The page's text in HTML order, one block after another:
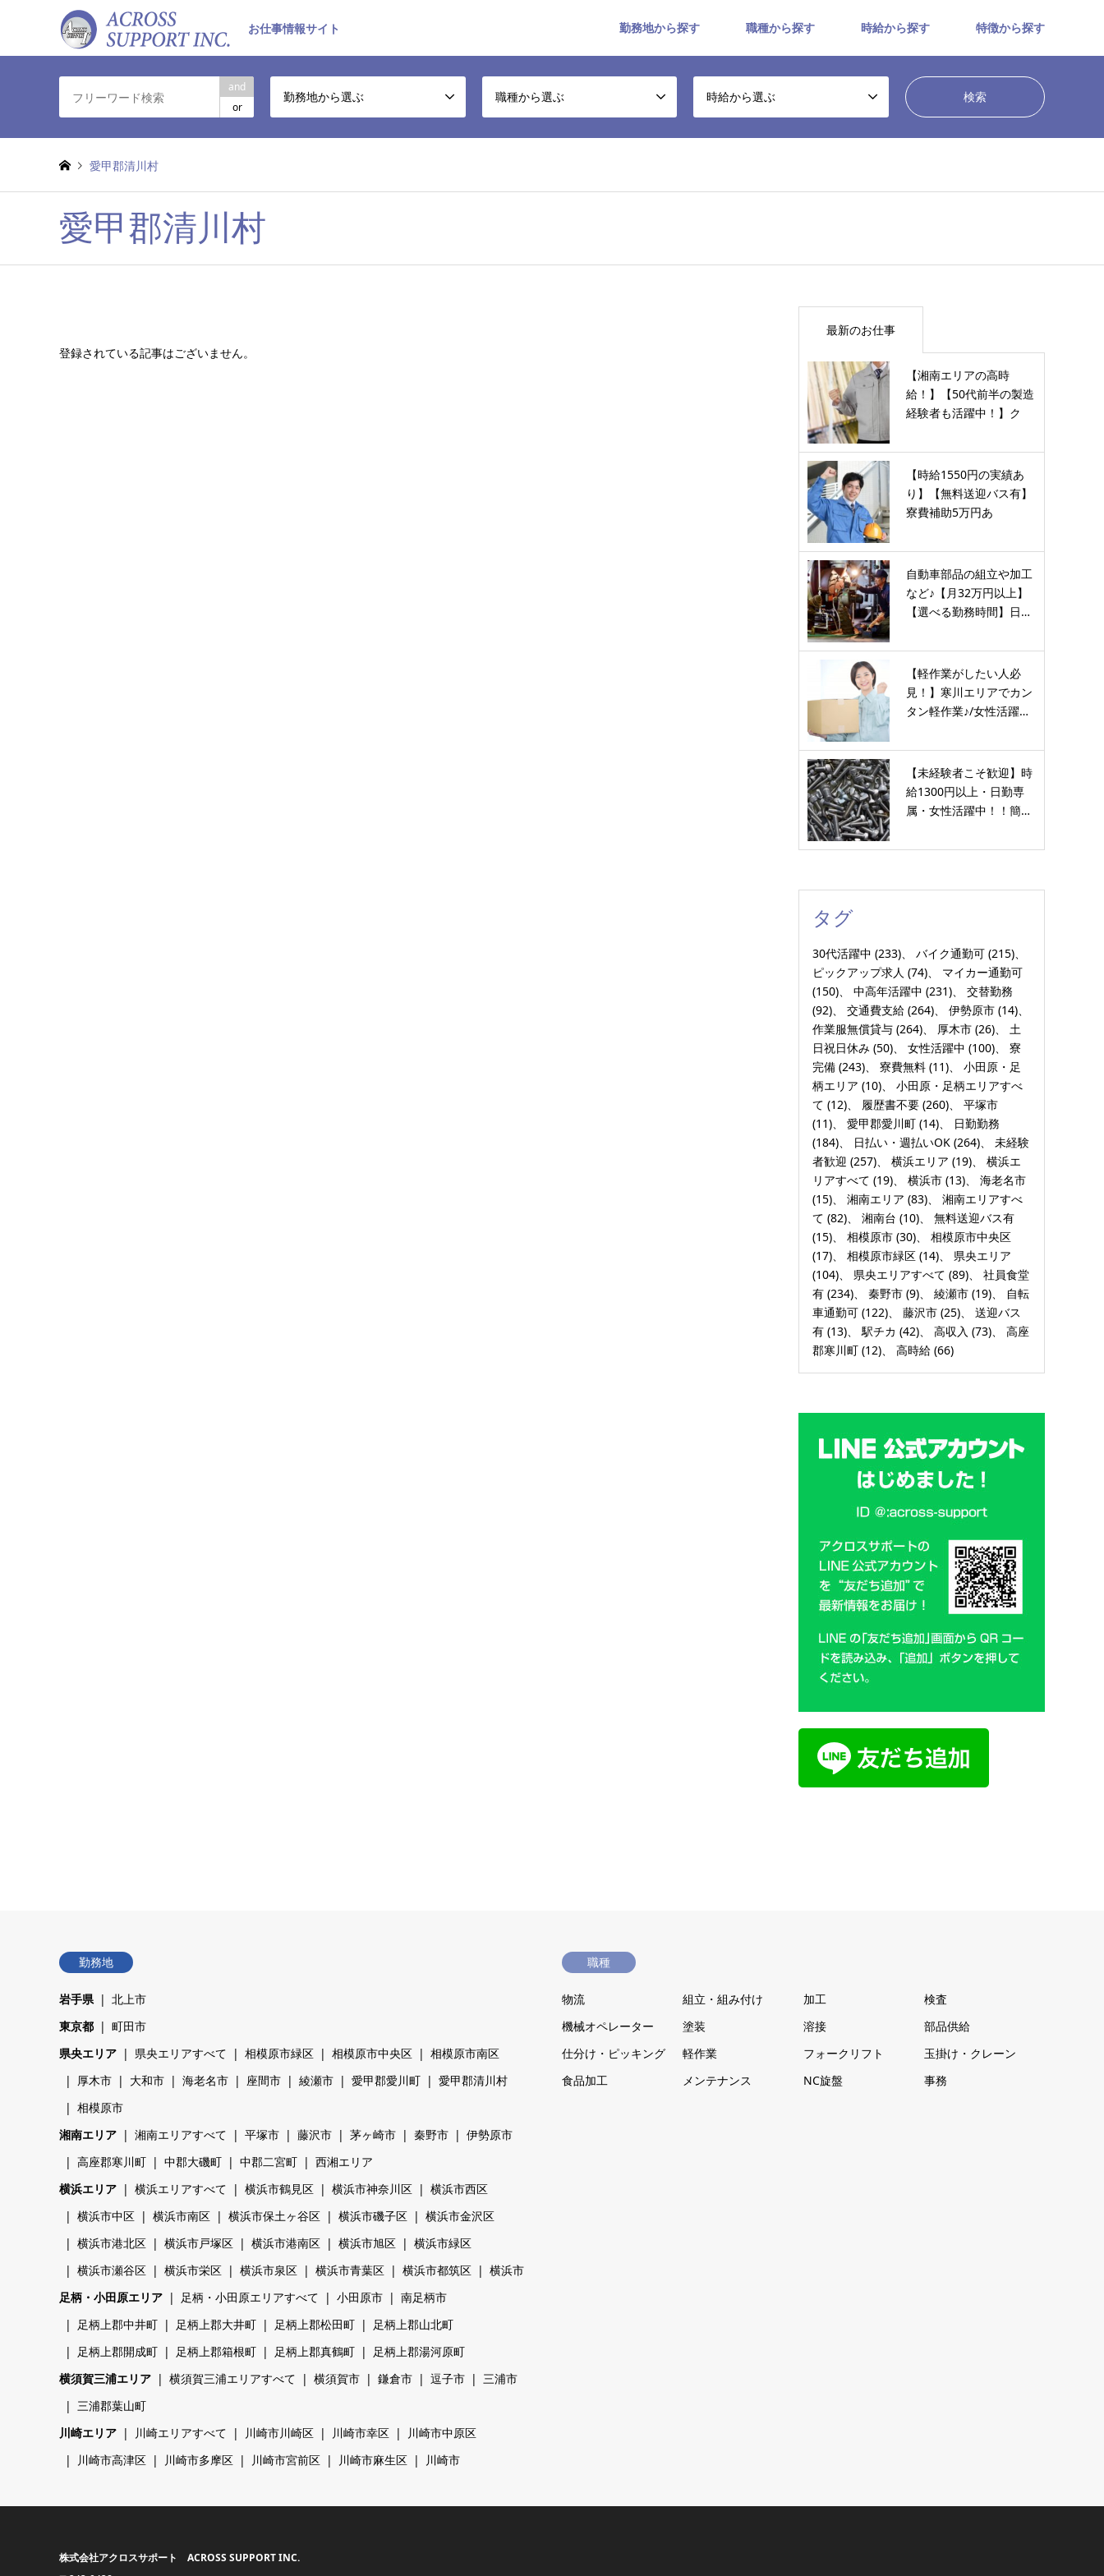
お仕事情報サイト 勤務地から探す 職種から探す 時給から探す 特徴から探す
and
or
勤務地から選ぶ 職種から選ぶ 時給から選ぶ
愛甲郡清川村
愛甲郡清川村
登録されている記事はございません。
最新のお仕事
【湘南エリアの高時
給！】【50代前半の製造
経験者も活躍中！】ク
【時給1550円の実績あ
り】【無料送迎バス有】
寮費補助5万円あ
自動車部品の組立や加工
など♪【月32万円以上】
【選べる勤務時間】日…
【軽作業がしたい人必
見！】寒川エリアでカン
タン軽作業♪/女性活躍…
【未経験者こそ歓迎】時
給1300円以上・日勤専
属・女性活躍中！！簡…
タグ
30代活躍中 (233) バイク通勤可 (215)
ピックアップ求人 (74)
マイカー通勤可
(150)
中高年活躍中 (231)
交替勤務
(92)
交通費支給 (264) 伊勢原市 (14)
作業服無償貸与 (264) 厚木市 (26)
土
日祝日休み (50) 女性活躍中 (100)
寮
完備 (243) 寮費無料 (11)
小田原・足
柄エリア (10)
小田原・足柄エリアすべ
て (12) 履歴書不要 (260)
平塚市
(11)
愛甲郡愛川町 (14)
日勤勤務
(184)
日払い・週払いOK (264)
未経験
者歓迎 (257) 横浜エリア (19)
横浜エ
リアすべて (19) 横浜市 (13)
海老名市
(15)
湘南エリア (83)
湘南エリアすべ
て (82) 湘南台 (10)
無料送迎バス有
(15)
相模原市 (30)
相模原市中央区
(17)
相模原市緑区 (14)
県央エリア
(104)
県央エリアすべて (89)
社員食堂
有 (234) 秦野市 (9) 綾瀬市 (19)
自転
車通勤可 (122) 藤沢市 (25)
送迎バス
有 (13) 駅チカ (42) 高収入 (73)
高座
郡寒川町 (12) 高時給 (66)
勤務地
岩手県
北上市
東京都
町田市
県央エリア
県央エリアすべて 相模原市緑区 相模原市中央区
相模原市南区
厚木市
大和市 海老名市 座間市 綾瀬市 愛甲郡愛川町
愛甲郡清川村
相模原市
湘南エリア
湘南エリアすべて 平塚市 藤沢市 茅ヶ崎市 秦野市
伊勢原市
高座郡寒川町
中郡大磯町 中郡二宮町
西湘エリア
横浜エリア
横浜エリアすべて 横浜市鶴見区 横浜市神奈川区
横浜市西区
横浜市中区
横浜市南区 横浜市保土ヶ谷区 横浜市磯子区
横浜市金沢区
横浜市港北区
横浜市戸塚区 横浜市港南区 横浜市旭区
横浜市緑区
横浜市瀬谷区
横浜市栄区 横浜市泉区 横浜市青葉区 横浜市都筑区
横浜市
足柄・小田原エリア
足柄・小田原エリアすべて 小田原市
南足柄市
足柄上郡中井町
足柄上郡大井町 足柄上郡松田町
足柄上郡山北町
足柄上郡開成町
足柄上郡箱根町 足柄上郡真鶴町
足柄上郡湯河原町
横須賀三浦エリア
横須賀三浦エリアすべて 横須賀市 鎌倉市 逗子市
三浦市
三浦郡葉山町
川崎エリア
川崎エリアすべて 川崎市川崎区 川崎市幸区
川崎市中原区
川崎市高津区
川崎市多摩区 川崎市宮前区 川崎市麻生区 川崎市
職種
物流 組立・組み付け 加工
検査
機械オペレーター
塗装 溶接
部品供給
仕分け・ピッキング
軽作業 フォークリフト
玉掛け・クレーン
食品加工
メンテナンス NC旋盤 事務
株式会社アクロスサポート ACROSS SUPPORT INC.